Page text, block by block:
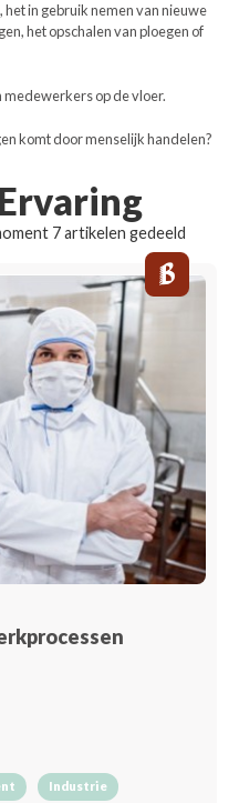
in gebruik nemen van nieuwe
het opschalen van ploegen of
medewerkers op de vloer.
komt door menselijk handelen?
7 artikelen gedeeld
Industrie